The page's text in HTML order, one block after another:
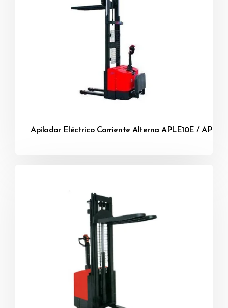
Apilador Eléctrico Corriente Alterna APLE10E /